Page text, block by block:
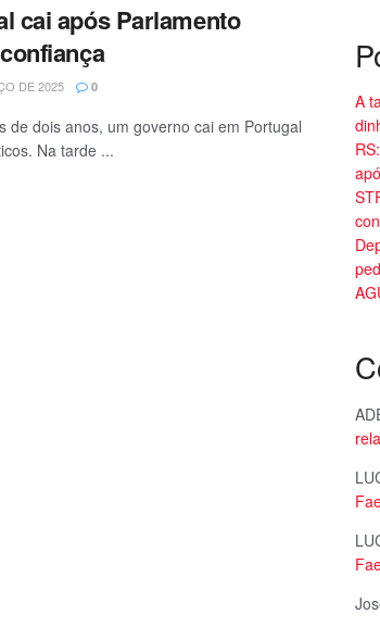
cai após Parlamento
DE 2025 0
de dois anos, um governo cai em Portugal
Na tarde ...
A